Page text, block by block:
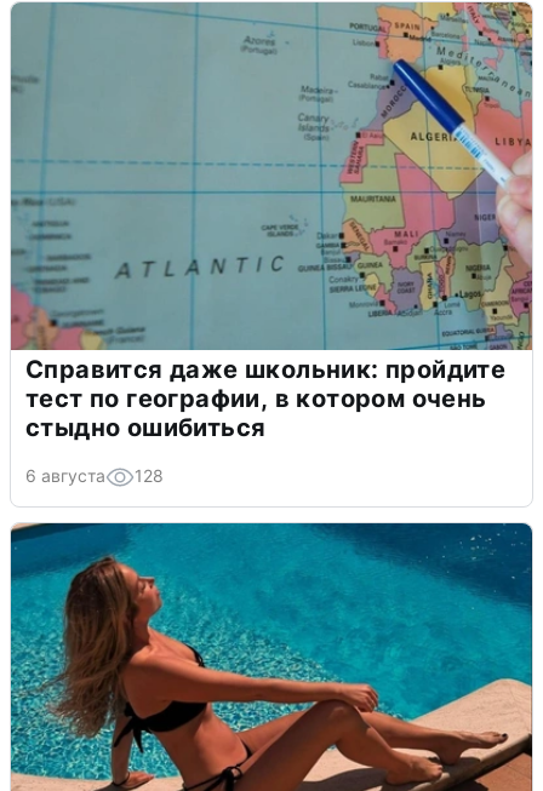
Справится даже школьник: пройдите
тест по географии, в котором очень
стыдно ошибиться
6 августа 128